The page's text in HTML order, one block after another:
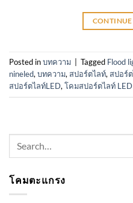
Posted inบทความ Tagged Flood
nineled, บทความ, สปอร์ตไลท์, สปอร์
สปอร์ตไลท์LED, โคมสปอร์ตไลท์ LED
โคมตะแกรง